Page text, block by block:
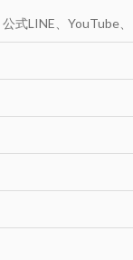
式LINE、YouTube、